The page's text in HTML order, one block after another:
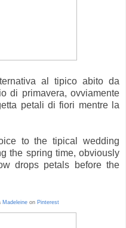
al tipico abito da
di primavera, ovviamente
petali di fiori mentre la
to the tipical wedding
the spring time, obviously
drops petals before the
Madeleine on Pinterest